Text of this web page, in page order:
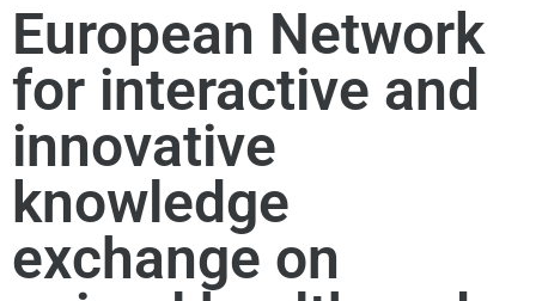
Εuropean Network
for interactive and
innovative
knowledge
exchange on